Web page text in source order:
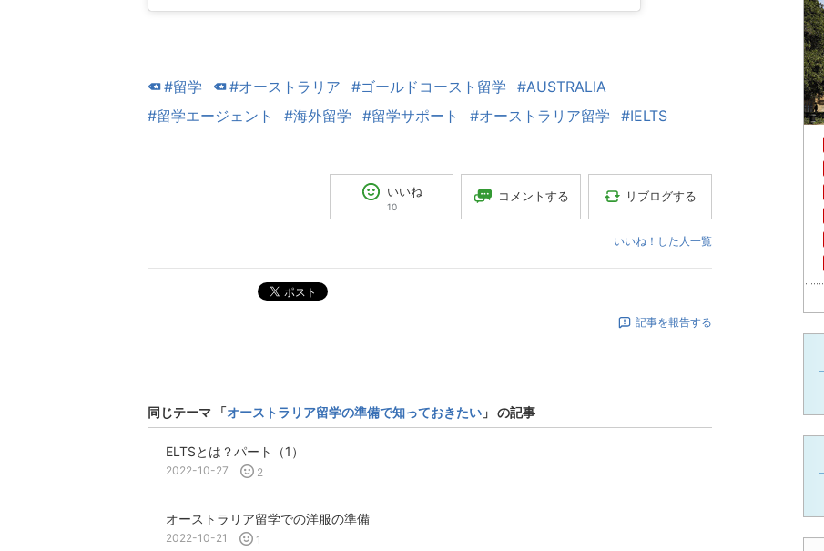
#留学 #オーストラリア #ゴールドコースト留学
#AUSTRALIA
#留学エージェント
#海外留学 #留学サポート #オーストラリア留学 #IELTS
いいね
10
コメントする リブログする
いいね！した人一覧
ポスト
記事を報告する
同じテーマ 「オーストラリア留学の準備で知っておきたい 」 の記事
ELTSとは？パート（1）
2022-10-27 2
オーストラリア留学での洋服の準備
2022-10-21 1